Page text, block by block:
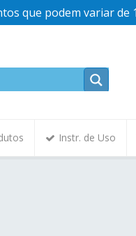
que podem variar
Instr. de Uso